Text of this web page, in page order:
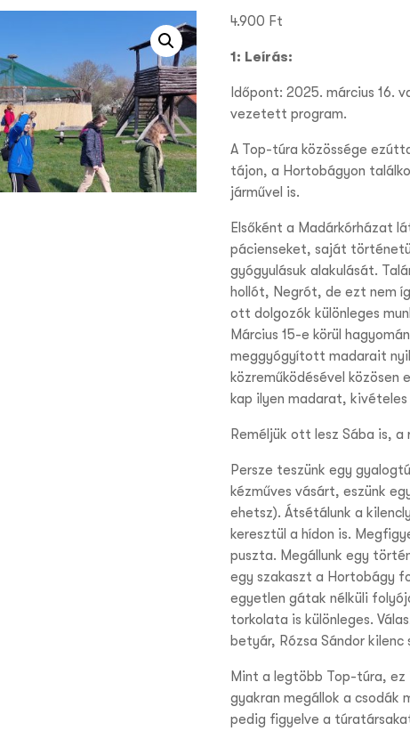
4.900 Ft
1: Leírás:
Időpont: 2025. március 16.
vezetett program.
A Top-túra közössége
tájon, a Hortobágyon
járművel is.
Elsőként a Madárkórházat
pácienseket, saját
gyógyulásuk alakulását.
hollót, Negrót, de ezt nem
ott dolgozók különleges
Március 15-e körül
meggyógyított madarait
közreműködésével közösen
kap ilyen madarat,
Reméljük ott lesz Sába is,
Persze teszünk egy
kézműves vásárt, eszünk
ehetsz). Átsétálunk a
keresztül a hídon is.
puszta. Megállunk egy
egy szakaszt a Hortobágy
egyetlen gátak nélküli
torkolata is különleges.
betyár, Rózsa Sándor
Mint a legtöbb Top-túra,
gyakran megállok a csodák
pedig figyelve a